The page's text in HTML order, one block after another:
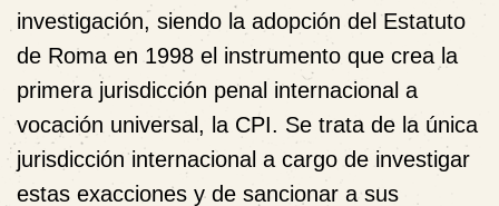
investigación, siendo la adopción del Estatuto
de Roma en 1998 el instrumento que crea la
primera jurisdicción penal internacional a
vocación universal, la CPI. Se trata de la única
jurisdicción internacional a cargo de investigar
estas exacciones y de sancionar a sus